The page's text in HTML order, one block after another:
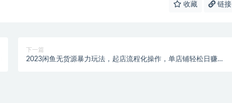
收藏 链接
下一篇
2023闲鱼无货源暴力玩法，起店流程化操作，单店铺轻松日赚